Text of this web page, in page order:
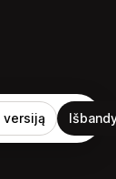
versiją